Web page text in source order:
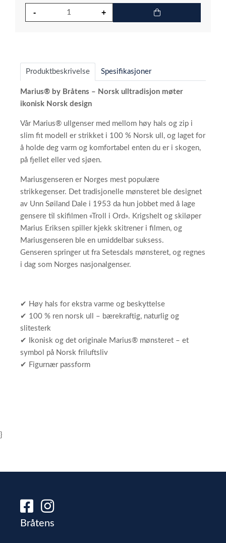
Produktbeskrivelse Spesifikasjoner
Marius® by Bråtens – Norsk ulltradisjon møter
ikonisk Norsk design
Vår Marius® ullgenser med mellom høy hals og zip i
slim fit modell er strikket i 100 % Norsk ull, og laget for
å holde deg varm og komfortabel enten du er i skogen,
på fjellet eller ved sjøen.
Mariusgenseren er Norges mest populære
strikkegenser. Det tradisjonelle mønsteret ble designet
av Unn Søiland Dale i 1953 da hun jobbet med å lage
gensere til skifilmen «Troll i Ord». Krigshelt og skiløper
Marius Eriksen spiller kjekk skitrener i filmen, og
Mariusgenseren ble en umiddelbar suksess.
Genseren springer ut fra Setesdals mønsteret, og regnes
i dag som Norges nasjonalgenser.
✔ Høy hals for ekstra varme og beskyttelse
✔ 100 % ren norsk ull – bærekraftig, naturlig og
slitesterk
✔ Ikonisk og det originale Marius® mønsteret – et
symbol på Norsk friluftsliv
✔ Figurnær passform
}
Bråtens